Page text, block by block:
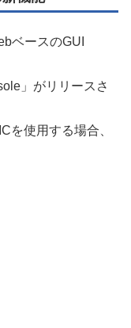
ベースのGUI
」がリリースさ
を使用する場合、